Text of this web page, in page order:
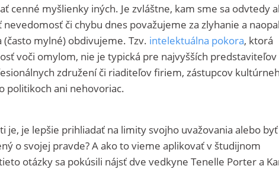
cenné myšlienky iných. Je zvláštne, kam sme sa odvtedy
či chybu dnes považujeme za zlyhanie a
mylné) obdivujeme. Tzv. intelektuálna pokora, ktorá
voči omylom, nie je typická pre najvyšších predstaviteľov
združení či riaditeľov firiem, zástupcov
politikoch ani nehovoriac.
je, je lepšie prihliadať na limity svojho uvažovania alebo byť
o svojej pravde? A ako to vieme aplikovať v študijnom
otázky sa pokúsili nájsť dve vedkyne Tenelle Porter a